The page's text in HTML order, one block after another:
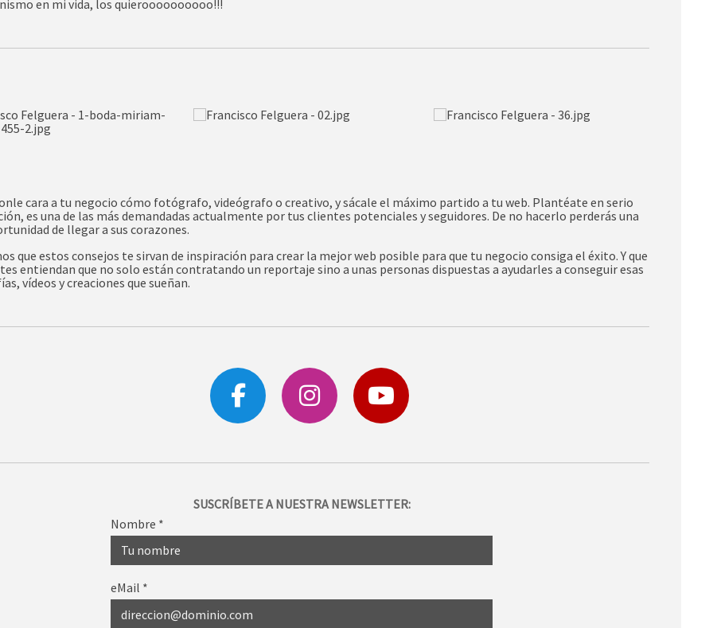
en mi vida, los quieroooooooooo!!!
cara a tu negocio cómo fotógrafo, videógrafo o creativo, y sácale el máximo partido a tu web. Plantéate en serio
es una de las más demandadas actualmente por tus clientes potenciales y seguidores. De no hacerlo perderás una
de llegar a sus corazones.
que estos consejos te sirvan de inspiración para crear la mejor web posible para que tu negocio consiga el éxito. Y que
entiendan que no solo están contratando un reportaje sino a unas personas dispuestas a ayudarles a conseguir esas
vídeos y creaciones que sueñan.
SUSCRÍBETE A NUESTRA NEWSLETTER:
Nombre *
eMail *